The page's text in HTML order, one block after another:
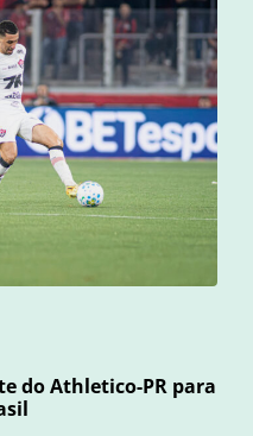
do Athletico-PR para